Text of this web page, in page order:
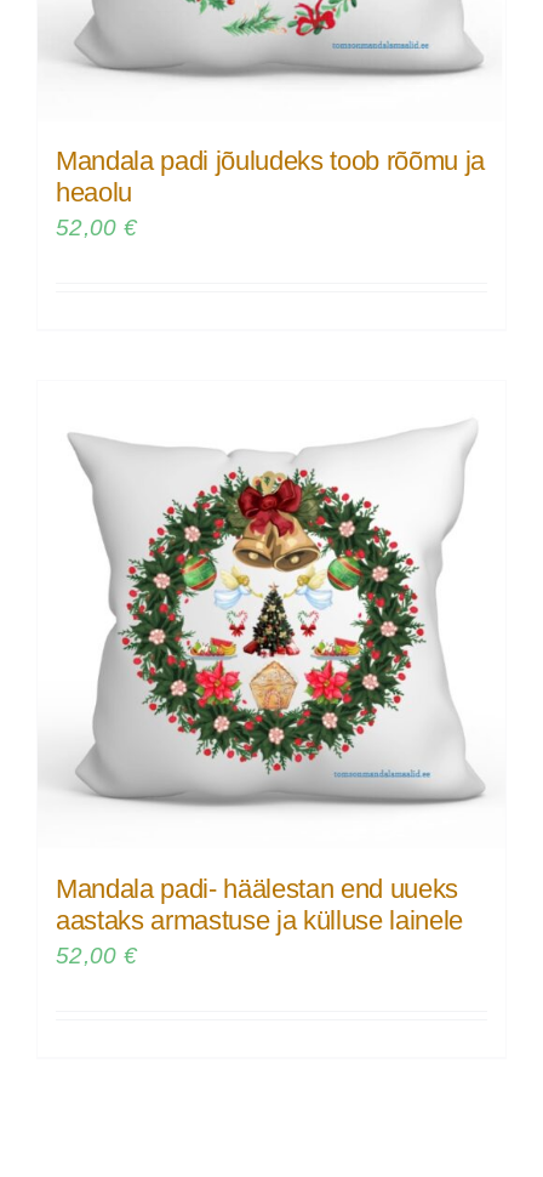
Mandala padi jõuludeks toob rõõmu ja
heaolu
52,00 €
Mandala padi- häälestan end uueks
aastaks armastuse ja külluse lainele
52,00 €